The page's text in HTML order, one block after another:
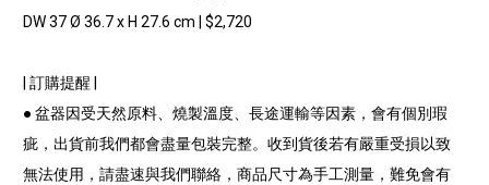
DW 37 Ø 36.7 x H 27.6 cm | $2,720
| 訂購提醒 |
● 盆器因受天然原料、燒製溫度、長途運輸等因素，會有個別瑕
疵，出貨前我們都會盡量包裝完整。收到貨後若有嚴重受損以致
無法使用，請盡速與我們聯絡，商品尺寸為手工測量，難免會有